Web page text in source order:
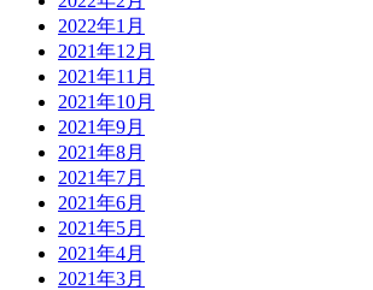
2022年1月
2021年12月
2021年11月
2021年10月
2021年9月
2021年8月
2021年7月
2021年6月
2021年5月
2021年4月
2021年3月